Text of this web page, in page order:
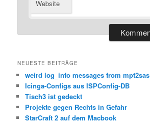
Website
NEUESTE BEITRÄGE
weird log_info messages from mpt2sas
Icinga-Configs aus ISPConfig-DB
Tisch3 ist gedeckt
Projekte gegen Rechts in Gefahr
StarCraft 2 auf dem Macbook